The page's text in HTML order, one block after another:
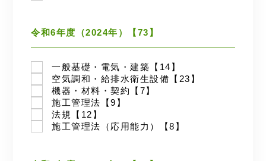
令和6年度（2024年）【73】
一般基礎・電気・建築【14】
空気調和・給排水衛生設備【23】
機器・材料・契約【7】
施工管理法【9】
法規【12】
施工管理法（応用能力）【8】